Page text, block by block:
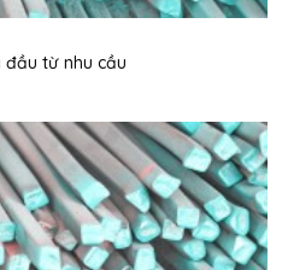
từ nhu cầu